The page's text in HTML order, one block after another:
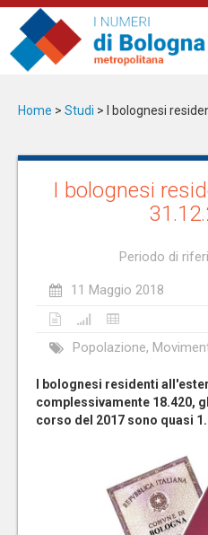
Salta
contenuto
principale
Home > Studi > I bolognesi
I bolognesi
Periodo di
11 Maggio 2018
Popolazione,
I bolognesi residenti
complessivamente 18.420,
corso del 2017 sono quasi